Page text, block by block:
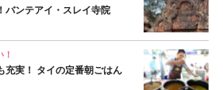
バンテアイ・スレイ寺院
充実！ タイの定番朝ごはん